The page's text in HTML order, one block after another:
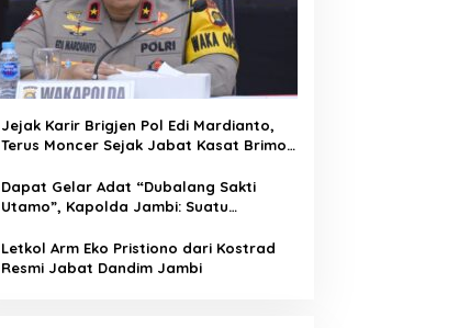
Jejak Karir Brigjen Pol Edi Mardianto,
Terus Moncer Sejak Jabat Kasat Brimob
Dapat Gelar Adat “Dubalang Sakti
Utamo”, Kapolda Jambi: Suatu
Institusi Polri
Letkol Arm Eko Pristiono dari Kostrad
Resmi Jabat Dandim Jambi